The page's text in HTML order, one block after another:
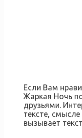
Если Вам
Жаркая Ночь
друзьями.
тексте,
вызывает